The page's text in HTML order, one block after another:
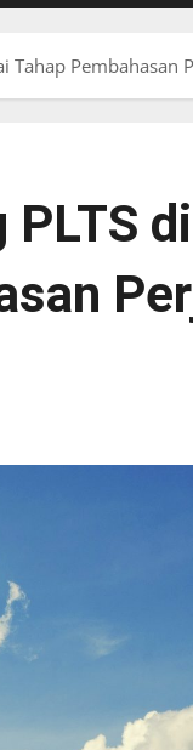
Tahap Pembahasan